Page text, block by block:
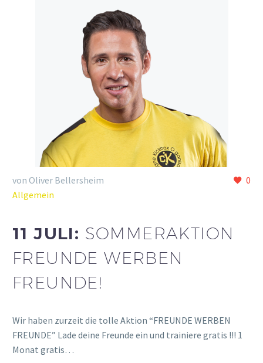
0
von Oliver Bellersheim
Allgemein
11 JULI: SOMMERAKTION
FREUNDE WERBEN
FREUNDE!
Wir haben zurzeit die tolle Aktion “FREUNDE WERBEN
FREUNDE” Lade deine Freunde ein und trainiere gratis !!! 1
Monat gratis…